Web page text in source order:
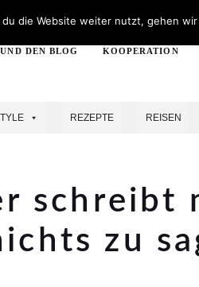
DEN BLOG KOOPERATION
REZEPTE REISEN
schreibt
zu
die Website weiter nutzt, gehen